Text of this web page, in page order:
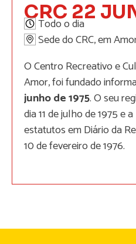
CRC 22
Todo o dia
Sede do CRC, em
O Centro Recreativo e
Amor, foi fundado
junho de 1975. O seu
dia 11 de julho de 1975 e
estatutos em Diário da
10 de fevereiro de 1976.